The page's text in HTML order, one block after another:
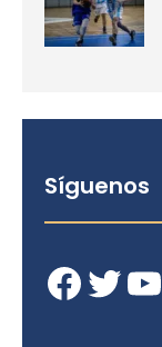
Síguenos
Facebook Twitter YouTube